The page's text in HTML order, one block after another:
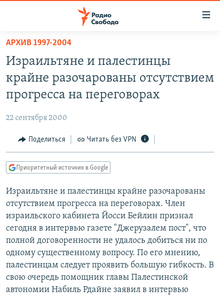
упрощенного
доступа
Вернуться
основному
Вернутся
Вернутся
поиску
ПОДКАСТЫ
АВТОРСКИЕ ПРОЕКТЫ
МНЕНИЯ
КУЛЬТУРА
КАВКАЗ.РЕАЛИИ
СЕВЕР.РЕАЛИИ
СИБИРЬ.РЕАЛИИ
РАСПИСАНИЕ ВЕЩАНИЯ
ПОДПИШИТЕСЬ НА РАССЫЛКУ
АРХИВ 1997-2004
Израильтяне и палестинцы
крайне разочарованы отсутствием
прогресса на переговорах
22 сентября 2000
Поделиться Читать без VPN
Приоритетный источник в Google
Израильтяне и палестинцы крайне разочарованы
отсутствием прогресса на переговорах. Член
израильского кабинета Йосси Бейлин признал
сегодня в интервью газете "Джерузалем пост", что
полной договоренности не удалось добиться ни по
одному существенному вопросу. По его мнению,
палестинцам следует проявить большую гибкость. В
свою очередь помощник главы Палестинской
автономии Набиль Рдайне заявил в интервью